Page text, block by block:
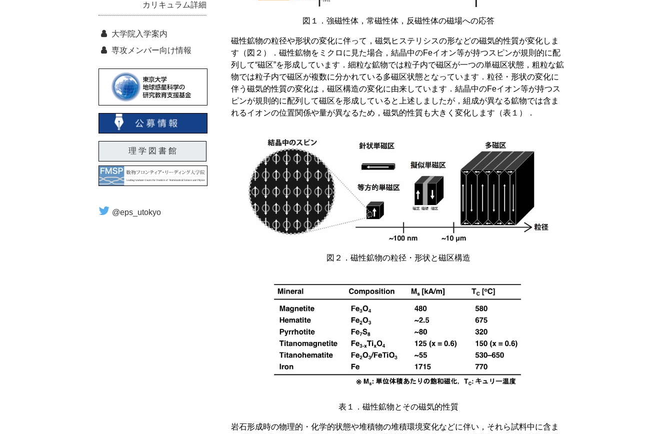
カリキュラム詳細
大学院入学案内
専攻メンバー向け情報
理 学 図 書 館
@eps_utokyo
図１． 強磁性体，常磁性体，反磁性体の磁場への応答
磁性鉱物の粒径や形状の変化に伴って，磁気ヒステリシスの形などの磁気的性質が変化しま
す（図２）．磁性鉱物をミクロに見た場合，結晶中のFeイオン等が持つスピンが規則的に配
列して“磁区”を形成しています．細粒な鉱物では粒子内で磁区が一つの単磁区状態，粗粒な鉱
物では粒子内で磁区が複数に分かれている多磁区状態となっています．粒径・形状の変化に
伴う磁気的性質の変化は，磁区構造の変化に由来しています．結晶中のFeイオン等が持つス
ピンが規則的に配列して磁区を形成していると上述しましたが，組成が異なる鉱物では含ま
れるイオンの位置関係や量が異なるため，磁気的性質も大きく変化します（表１）．
図２．磁性鉱物の粒径・形状と磁区構造
表１．磁性鉱物とその磁気的性質
岩石形成時の物理的・化学的状態や堆積物の堆積環境変化などに伴い，それら試料中に含ま